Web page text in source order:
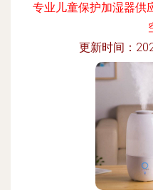
专业儿童保护加湿器供
更新时间：